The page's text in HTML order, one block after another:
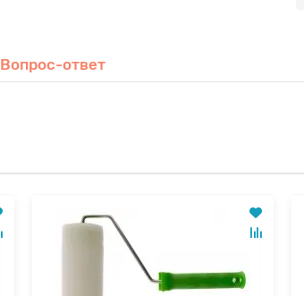
Вопрос-ответ